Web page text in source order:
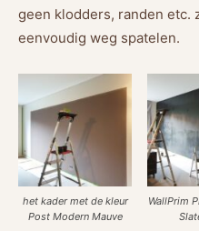
geen klodders, randen etc.
eenvoudig weg spatelen.
het kader met de kleur
Post Modern Mauve
WallPrim